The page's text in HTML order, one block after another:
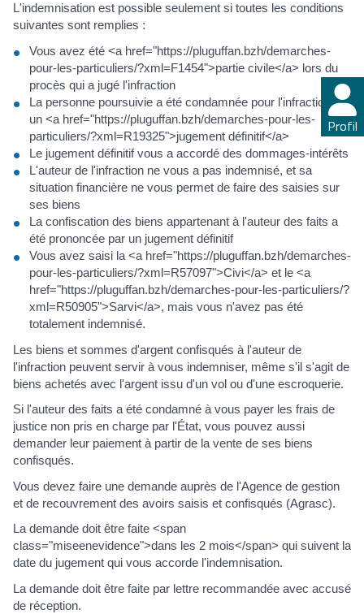
Profil
L'indemnisation est possible seulement si toutes les conditions
suivantes sont remplies :
Vous avez été <a href="https://pluguffan.bzh/demarches-
pour-les-particuliers/?xml=F1454">partie civile</a> lors du
procès qui a jugé l'infraction
La personne poursuivie a été condamnée pour l'infraction par
un <a href="https://pluguffan.bzh/demarches-pour-les-
particuliers/?xml=R19325">jugement définitif</a>
Le jugement définitif vous a accordé des dommages-intérêts
L'auteur de l'infraction ne vous a pas indemnisé, et sa
situation financière ne vous permet de faire des saisies sur
ses biens
La confiscation des biens appartenant à l'auteur des faits a
été prononcée par un jugement définitif
Vous avez saisi la <a href="https://pluguffan.bzh/demarches-
pour-les-particuliers/?xml=R57097">Civi</a> et le <a
href="https://pluguffan.bzh/demarches-pour-les-particuliers/?
xml=R50905">Sarvi</a>, mais vous n'avez pas été
totalement indemnisé.
Les biens et sommes d'argent confisqués à l'auteur de
l'infraction peuvent servir à vous indemniser, même s'il s'agit de
biens achetés avec l'argent issu d'un vol ou d'une escroquerie.
Si l'auteur des faits a été condamné à vous payer les frais de
justice non pris en charge par l'État, vous pouvez aussi
demander leur paiement à partir de la vente de ses biens
confisqués.
Vous devez faire une demande auprès de l'Agence de gestion
et de recouvrement des avoirs saisis et confisqués (Agrasc).
La demande doit être faite <span
class="miseenevidence">dans les 2 mois</span> qui suivent la
date du jugement qui vous accorde l'indemnisation.
La demande doit être faite par lettre recommandée avec accusé
de réception.